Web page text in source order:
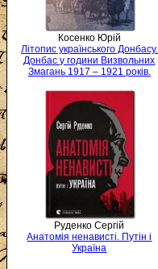
Косенко Юрій
Літопис українського Донбасу.
Донбас у години Визвольних
Змагань 1917 – 1921 років.
Руденко Сергій
Анатомія ненависті. Путін і
Україна